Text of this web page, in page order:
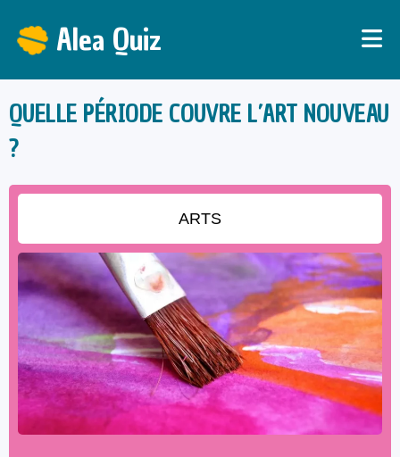
Alea Quiz
QUELLE PÉRIODE COUVRE L’ART NOUVEAU
?
ARTS